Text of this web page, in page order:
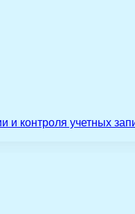
и контроля учетных